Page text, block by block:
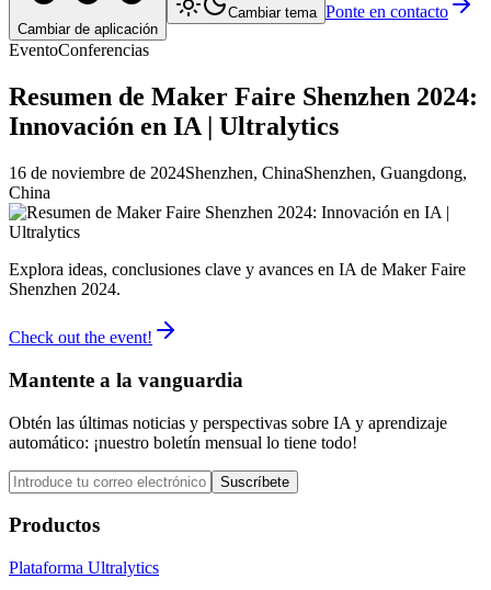
Cambiar de aplicación
Cambiar tema Ponte en contacto
EventoConferencias
Resumen de Maker Faire Shenzhen 2024:
Innovación en IA | Ultralytics
16 de noviembre de 2024Shenzhen, ChinaShenzhen, Guangdong,
China
Explora ideas, conclusiones clave y avances en IA de Maker Faire
Shenzhen 2024.
Check out the event!
Mantente a la vanguardia
Obtén las últimas noticias y perspectivas sobre IA y aprendizaje
automático: ¡nuestro boletín mensual lo tiene todo!
Suscríbete
Productos
Plataforma Ultralytics